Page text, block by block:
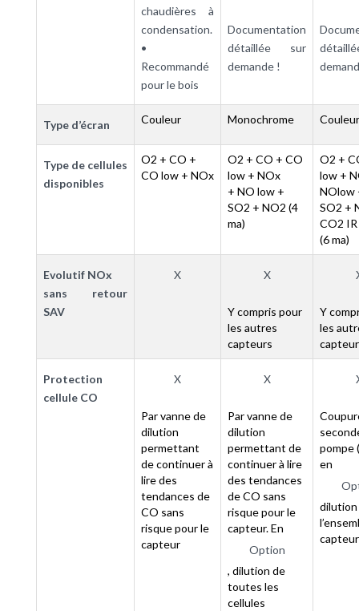
chaudières à
condensation.
•
Recommandé
pour le bois
Documentation
détaillée sur
demande !
Type d’écran Couleur Monochrome Couleur
Type de cellules
disponibles
O2 + CO +
CO low + NOx
O2 + CO + CO
low + NOx
+ NO low +
SO2 + NO2 (4
ma)
O2 +
low +
NOlow
SO2 +
CO2
(6 ma)
Evolutif NOx
sans retour
SAV
X X
Y compris pour
les autres
capteurs
Y
les
Protection
cellule CO
X
Par vanne de
dilution
permettant
de continuer à
lire des
tendances de
CO sans
risque pour le
capteur
X
Par vanne de
dilution
permettant de
continuer à lire
des tendances
de CO sans
risque pour le
capteur. En
Option
, dilution de
toutes les
cellules
pompe
en